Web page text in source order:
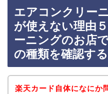
エアコンクリー
が使えない理由
ーニングのお店
の種類を確認する
楽天カード自体になにか